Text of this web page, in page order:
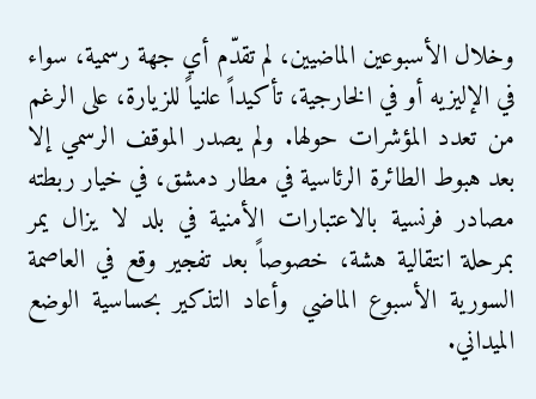
وخلال الأسبوعين الماضيين، لم تقدّم أي جهة رسمية، سواء
في الإليزيه أو في الخارجية، تأكيداً علنياً للزيارة، على الرغم
من تعدد المؤشرات حولها. ولم يصدر الموقف الرسمي إلا
بعد هبوط الطائرة الرئاسية في مطار دمشق، في خيار ربطته
مصادر فرنسية بالاعتبارات الأمنية في بلد لا يزال يمر
بمرحلة انتقالية هشة، خصوصاً بعد تفجير وقع في العاصمة
السورية الأسبوع الماضي وأعاد التذكير بحساسية الوضع
الميداني.